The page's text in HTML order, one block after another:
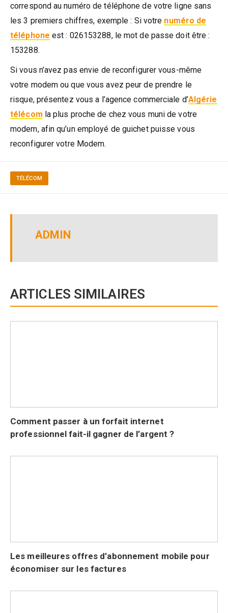
correspond au numéro de téléphone de votre ligne sans
les 3 premiers chiffres, exemple : Si votre numéro de
téléphone est : 026153288, le mot de passe doit être :
153288.
Si vous n’avez pas envie de reconfigurer vous-même
votre modem ou que vous avez peur de prendre le
risque, présentez vous a l’agence commerciale d’Algérie
télécom la plus proche de chez vous muni de votre
modem, afin qu’un employé de guichet puisse vous
reconfigurer votre Modem.
TÉLÉCOM
ADMIN
ARTICLES SIMILAIRES
Comment passer à un forfait internet
professionnel fait-il gagner de l’argent ?
Les meilleures offres d’abonnement mobile pour
économiser sur les factures